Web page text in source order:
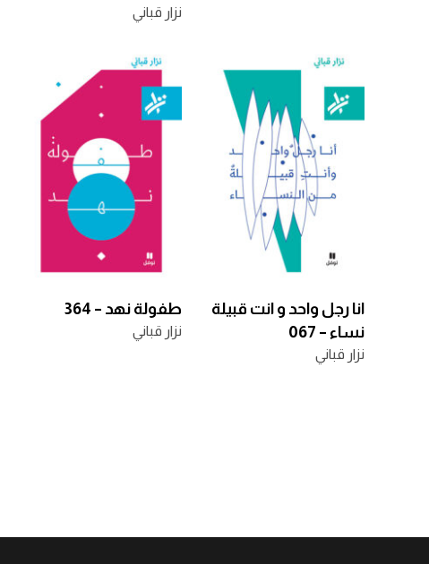
نزار قباني
انا رجل واحد و انت قبيلة
نساء – 067
نزار قباني
طفولة نهد – 364
نزار قباني